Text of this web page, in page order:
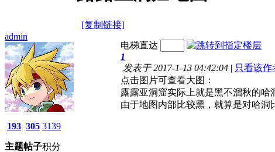
[复制链接]
admin
193
主题
305
帖子
3139
积分
电梯直达
1
发表于 2017-1-13 04:42:04 | 只看该作
点击图片可查看大图：
露露亚洞窟实际上就是黑不溜秋的哈
由于地图内部比较黑，就算是对哈洞